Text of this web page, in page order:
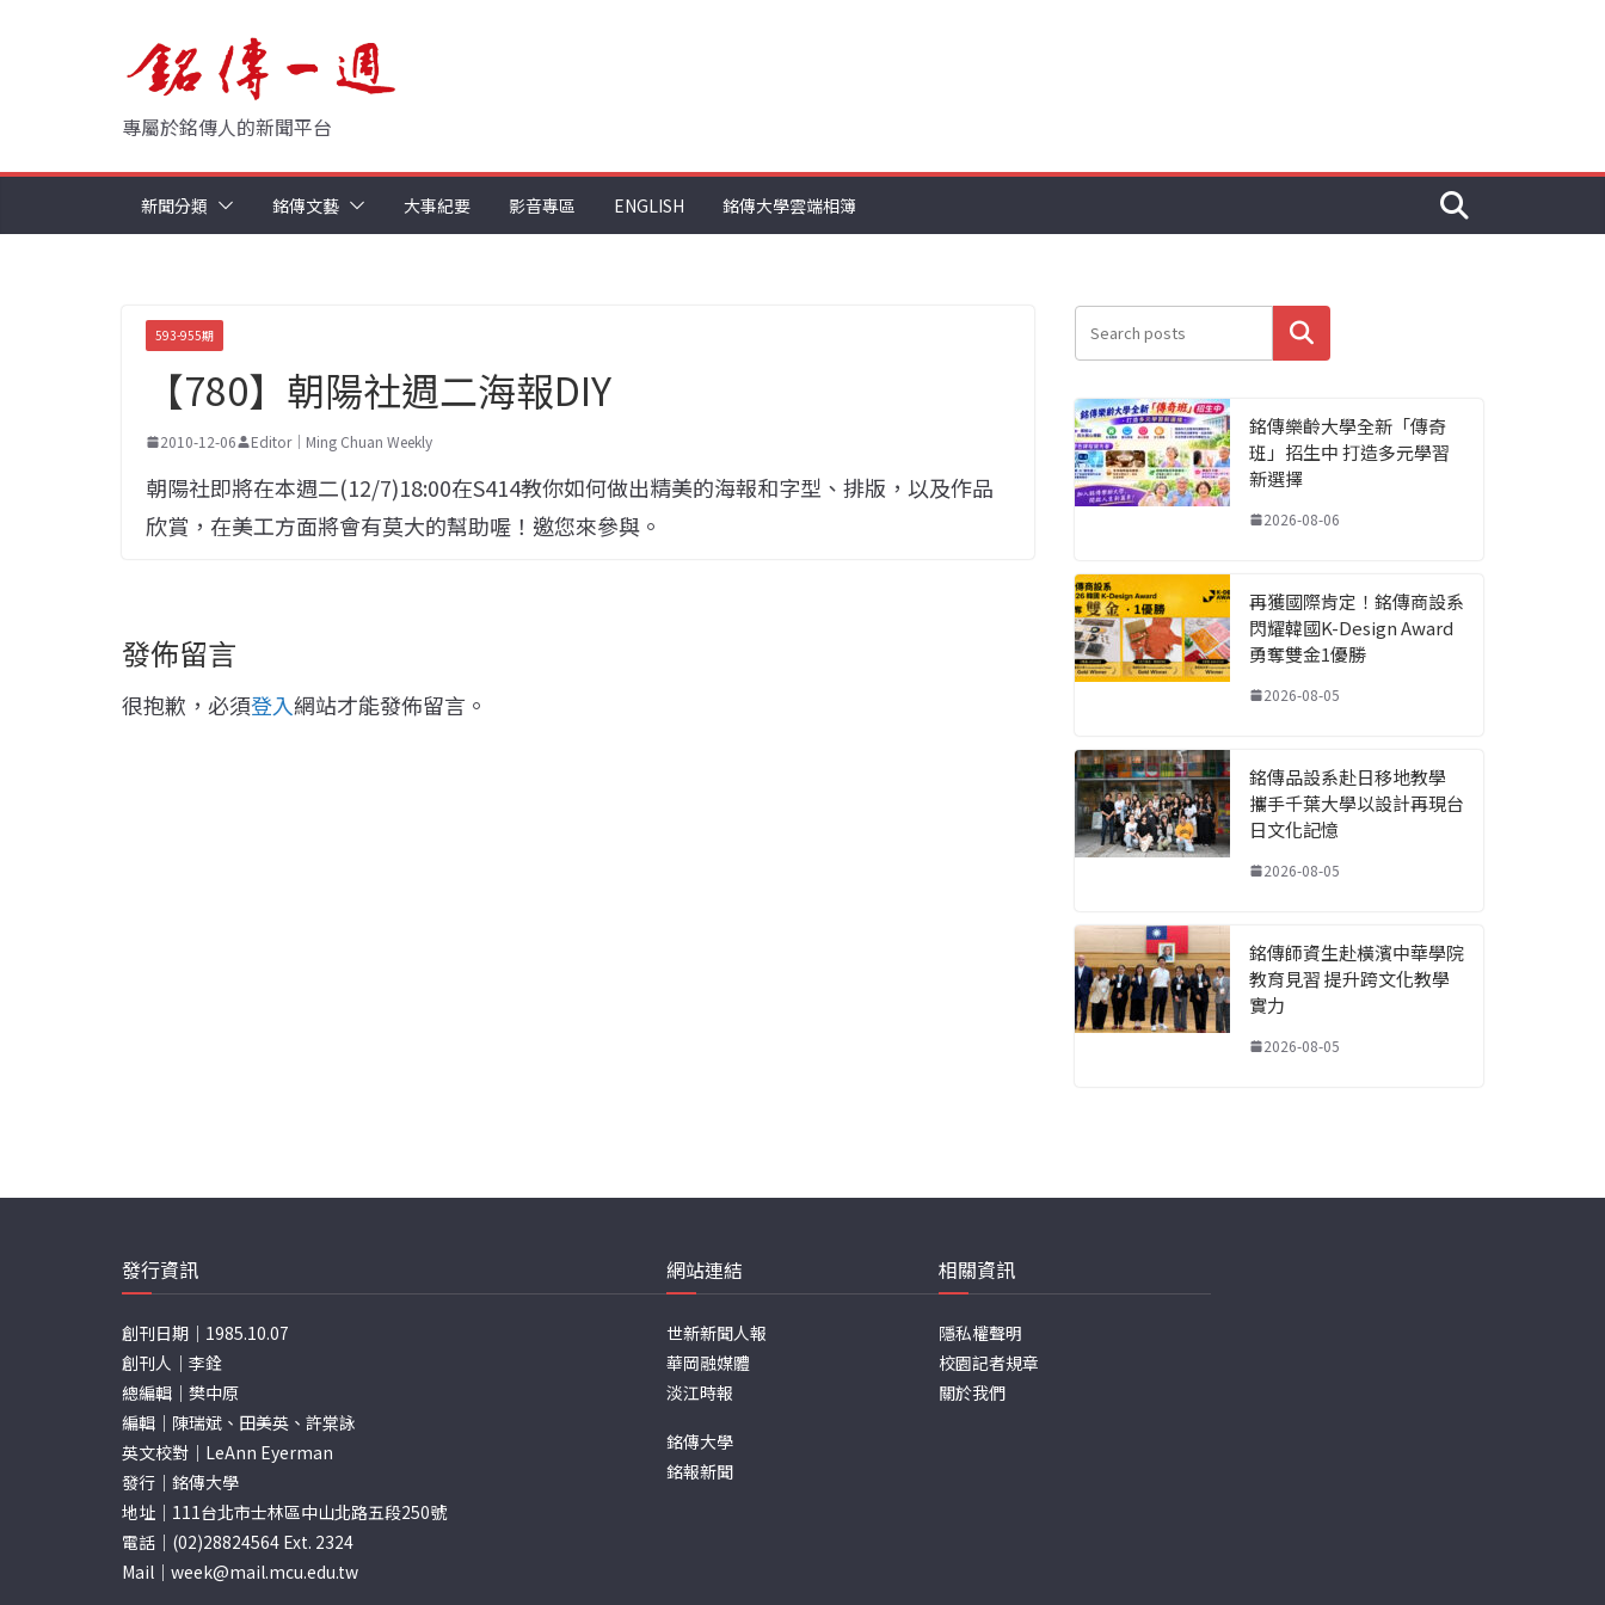
專屬於銘傳人的新聞平台
新聞分類 銘傳文藝 大事紀要 影音專區 ENGLISH 銘傳大學雲端相簿
593-955期
【780】朝陽社週二海報DIY
2010-12-06 Editor｜Ming Chuan Weekly
朝陽社即將在本週二(12/7)18:00在S414教你如何做出精美的海報和字型、排版，以及作品
欣賞，在美工方面將會有莫大的幫助喔！邀您來參與。
發佈留言
很抱歉，必須登入網站才能發佈留言。
搜尋
銘傳樂齡大學全新「傳奇
班」招生中 打造多元學習
新選擇
2026-08-06
再獲國際肯定！銘傳商設系
閃耀韓國K-Design Award
勇奪雙金1優勝
2026-08-05
銘傳品設系赴日移地教學
攜手千葉大學以設計再現台
日文化記憶
2026-08-05
銘傳師資生赴橫濱中華學院
教育見習 提升跨文化教學
實力
2026-08-05
發行資訊
創刊日期｜1985.10.07
創刊人｜李銓
總編輯｜樊中原
編輯｜陳瑞斌、田美英、許棠詠
英文校對｜LeAnn Eyerman
發行｜銘傳大學
地址｜111台北市士林區中山北路五段250號
電話｜(02)28824564 Ext. 2324
Mail｜ week@mail.mcu.edu.tw
網站連結
世新新聞人報
華岡融媒體
淡江時報
銘傳大學
銘報新聞
相關資訊
隱私權聲明
校園記者規章
關於我們